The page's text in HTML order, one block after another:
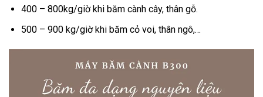
400 – 800kg/giờ khi băm cành cây, thân gỗ.
500 – 900 kg/giờ khi băm cỏ voi, thân ngô,…